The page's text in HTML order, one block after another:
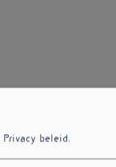
Privacy beleid.